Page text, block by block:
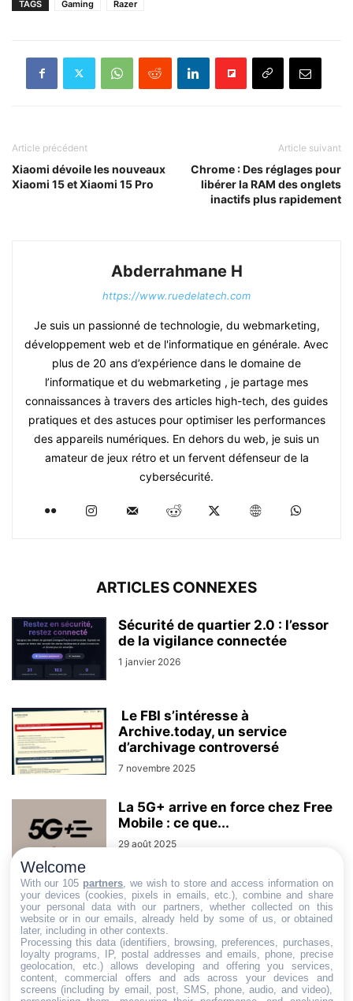
TAGS Gaming Razer
Article précédent
Xiaomi dévoile les nouveaux
Xiaomi 15 et Xiaomi 15 Pro
Article suivant
Chrome : Des réglages pour
libérer la RAM des onglets
inactifs plus rapidement
Abderrahmane H
https://www.ruedelatech.com
Je suis un passionné de technologie, du webmarketing,
développement web et de l'informatique en générale. Avec
plus de 20 ans d’expérience dans le domaine de
l’informatique et du webmarketing , je partage mes
connaissances à travers des articles high-tech, des guides
pratiques et des astuces pour optimiser les performances
des appareils numériques. En dehors du web, je suis un
amateur de jeux rétro et un fervent défenseur de la
cybersécurité.
ARTICLES CONNEXES
Sécurité de quartier 2.0 : l’essor
de la vigilance connectée
1 janvier 2026
Le FBI s’intéresse à
Archive.today, un service
d’archivage controversé
7 novembre 2025
La 5G+ arrive en force chez Free
Mobile : ce que...
29 août 2025
AUCUN COMMENTAIRE
LAISSER UN COMMENTAIRE
CONNECTER POUR LAISSER UN COMMENTAIRE
Welcome
With our 105 partners , we wish to store and access information on
your devices (cookies, pixels in emails, etc.), combine and share
your personal data with our partners, whether collected on this
website or in our emails, already held by some of us, or obtained
later, including in other contexts.
Processing this data (identifiers, browsing, preferences, purchases,
loyalty programs, IP, postal addresses and emails, phone, precise
geolocation, etc.) allows developing and offering you services,
content, commercial offers and ads across your devices and
screens (including by email, post, SMS, phone, audio, and video),